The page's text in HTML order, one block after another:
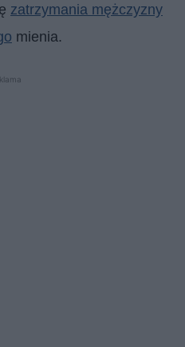
zatrzymania mężczyzny
mienia.